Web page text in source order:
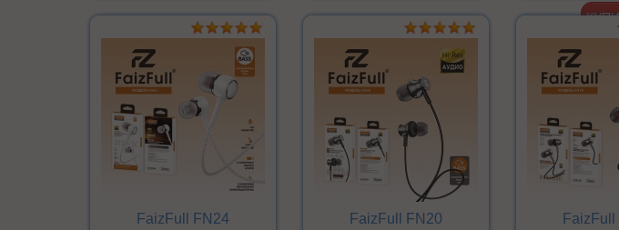
FaizFull FN24 FaizFull FN20 FaizFull